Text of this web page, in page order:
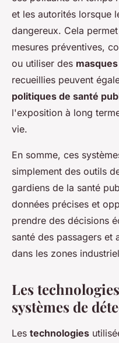
et les autorités lorsque
dangereux. Cela
mesures préventives,
ou utiliser des
recueillies peuvent
politiques de santé
l'exposition à long
vie.
En somme, ces
simplement des outils
gardiens de la santé
données précises et
prendre des décisions
santé des passagers et
dans les zones
Les
systèmes de
Les technologies